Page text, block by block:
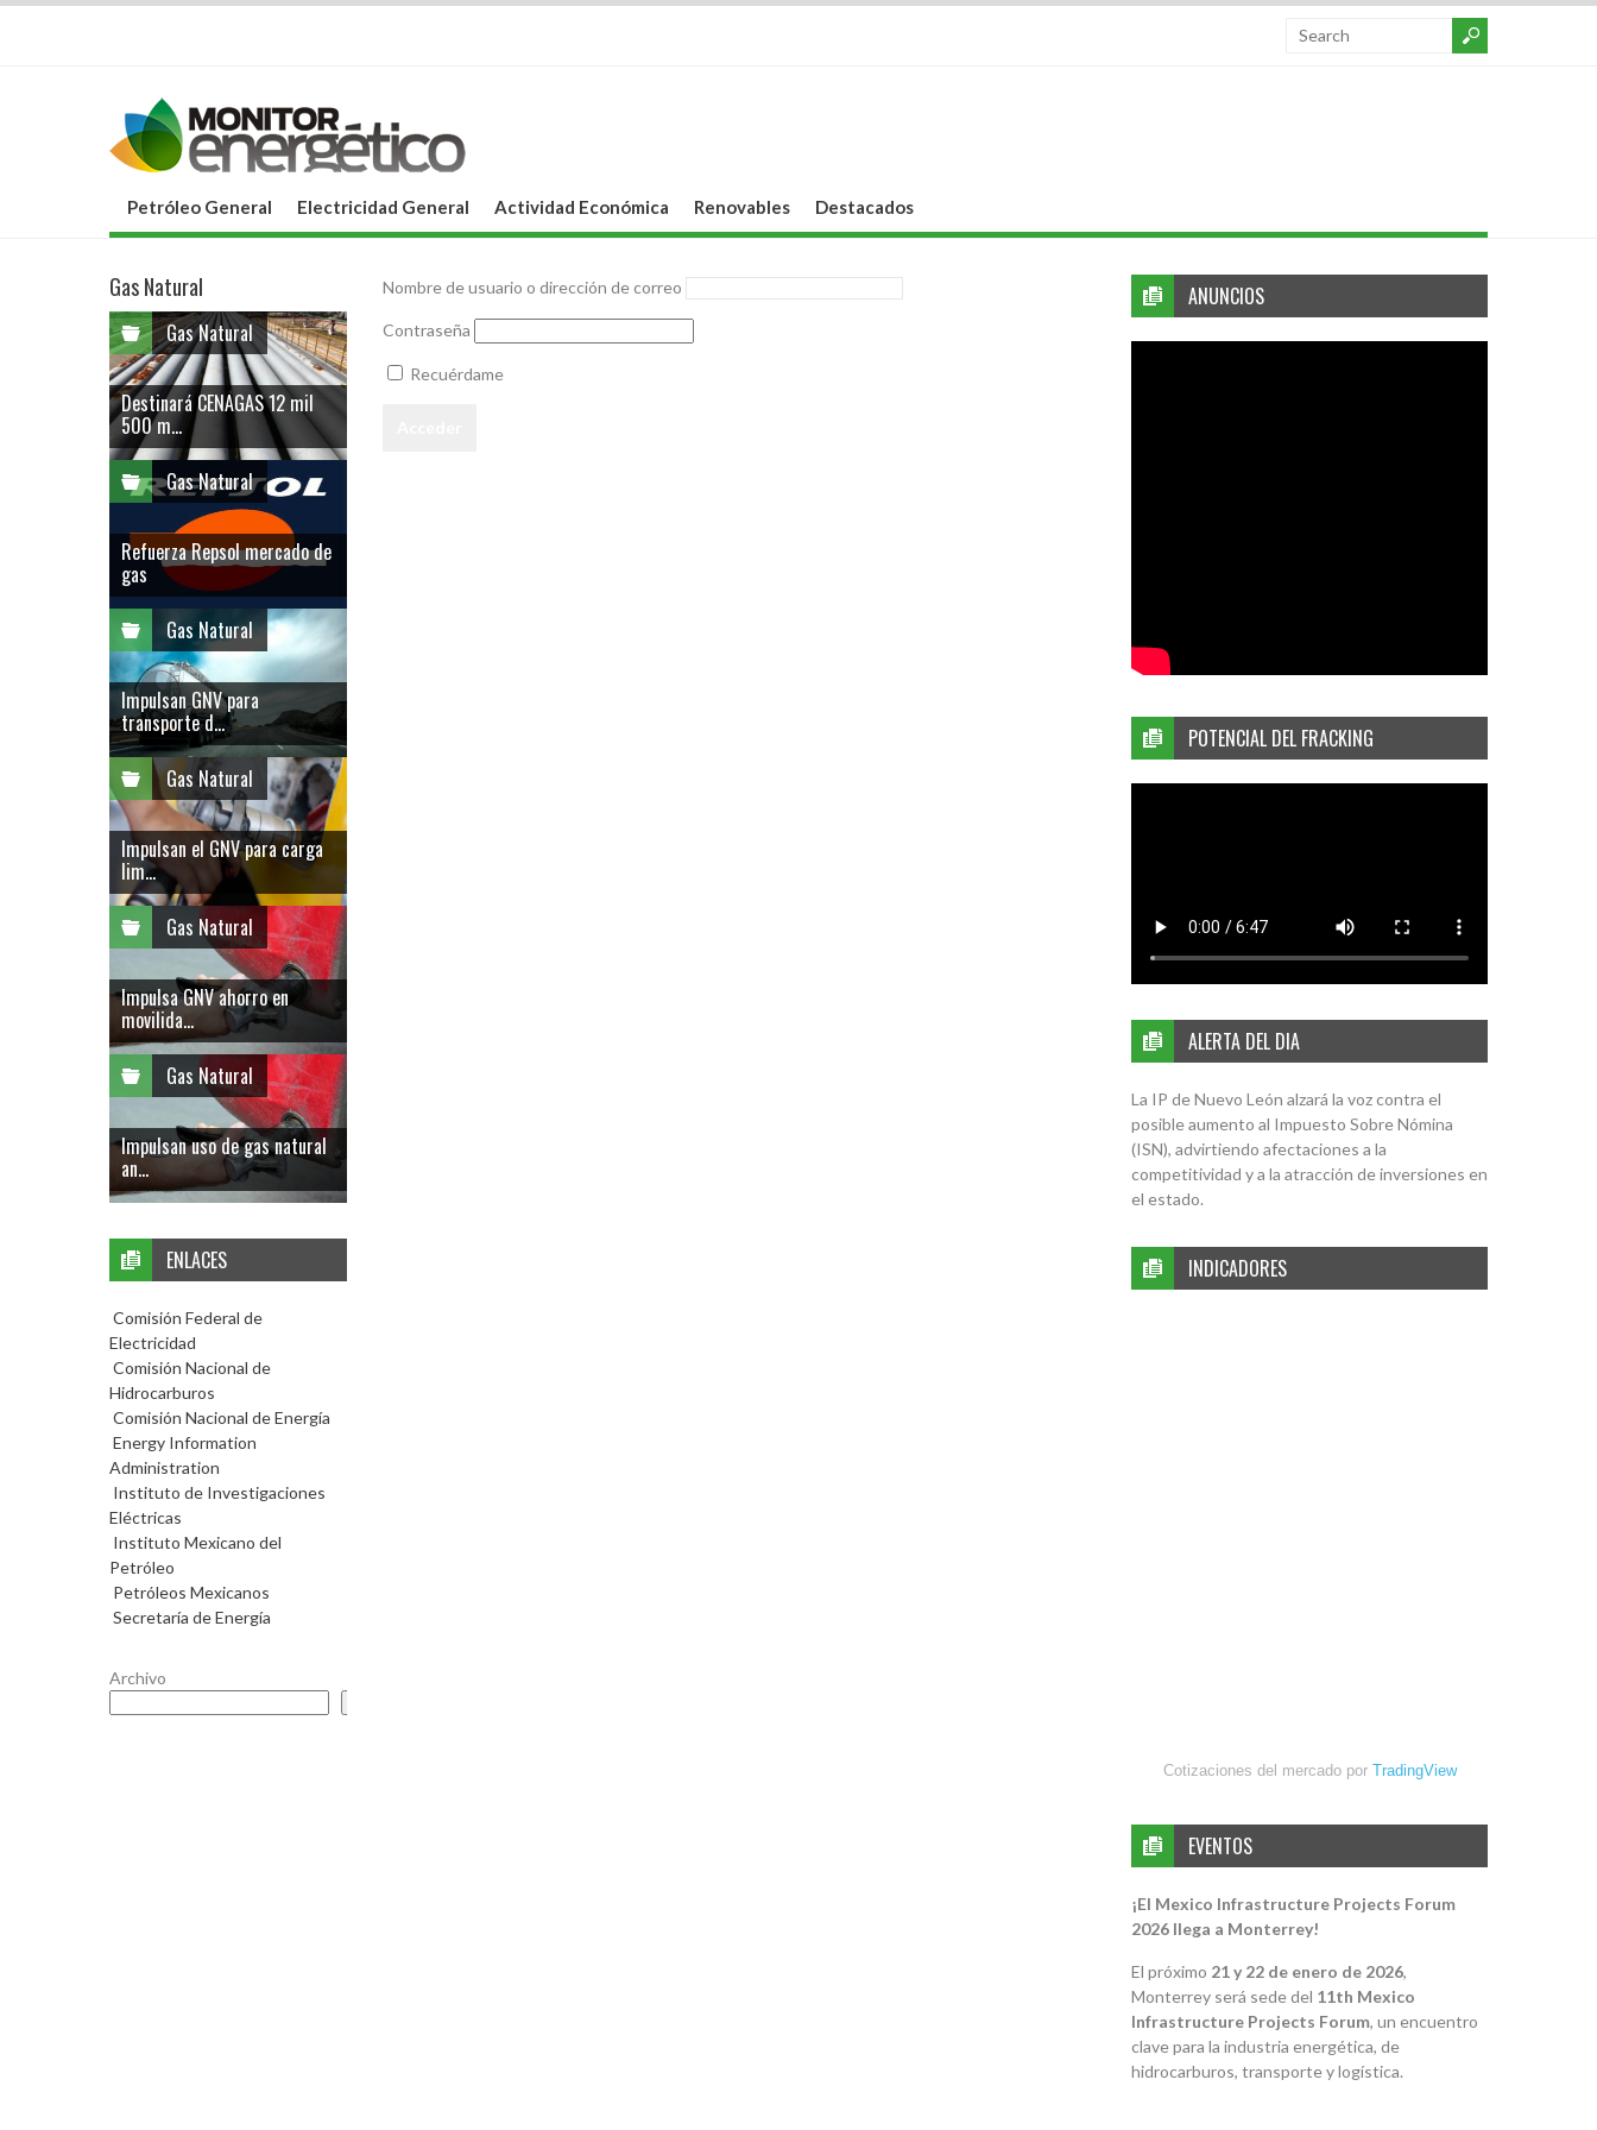
Petróleo General Electricidad General Actividad Económica Renovables Destacados
Nombre de usuario o dirección de correo
Contraseña
Recuérdame
ANUNCIOS
POTENCIAL DEL FRACKING
ALERTA DEL DIA
La IP de Nuevo León alzará la voz contra el
posible aumento al Impuesto Sobre Nómina
(ISN), advirtiendo afectaciones a la
competitividad y a la atracción de inversiones en
el estado.
INDICADORES
Cotizaciones del mercado por TradingView
EVENTOS
¡El Mexico Infrastructure Projects Forum
2026 llega a Monterrey!
El próximo 21 y 22 de enero de 2026,
Monterrey será sede del 11th Mexico
Infrastructure Projects Forum, un encuentro
clave para la industria energética, de
hidrocarburos, transporte y logística.
Gas Natural
Gas Natural
Destinará CENAGAS 12 mil
500 m...
Gas Natural
Refuerza Repsol mercado de
gas
Gas Natural
Impulsan GNV para
transporte d...
Gas Natural
Impulsan el GNV para carga
lim...
Gas Natural
Impulsa GNV ahorro en
movilida...
Gas Natural
Impulsan uso de gas natural
an...
ENLACES
Comisión Federal de
Electricidad
Comisión Nacional de
Hidrocarburos
Comisión Nacional de Energía
Energy Information
Administration
Instituto de Investigaciones
Eléctricas
Instituto Mexicano del
Petróleo
Petróleos Mexicanos
Secretaría de Energía
Archivo